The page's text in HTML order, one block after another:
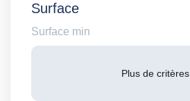
Surface
Plus de critères